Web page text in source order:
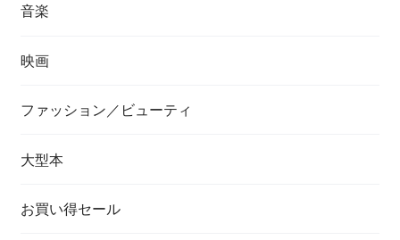
音楽
映画
ファッション／ビューティ
大型本
お買い得セール